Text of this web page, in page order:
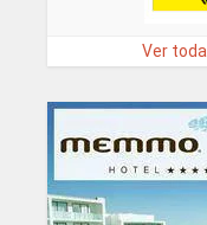
Ver